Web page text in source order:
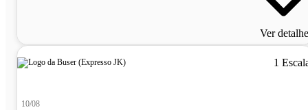
Ver
1
10/08